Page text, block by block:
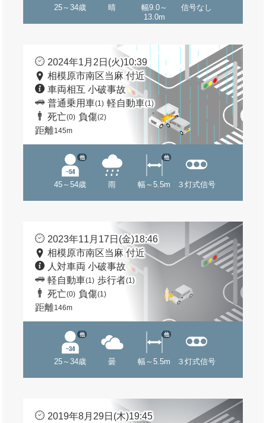
25～34歳 晴
幅9.0～
13.0m
信号なし
2024年1月2日(火)10:39
相模原市南区当麻 付近
車両相互 小破事故
普通乗用車(1) 軽自動車(1)
死亡(0) 負傷(2)
距離145m
45～54歳
他
雨 幅～5.5m
他
３灯式信号
2023年11月17日(金)18:46
相模原市南区当麻 付近
人対車両 小破事故
軽自動車(1) 歩行者(1)
死亡(0) 負傷(1)
距離146m
25～34歳
他
曇 幅～5.5m
他
３灯式信号
2019年8月29日(木)19:45